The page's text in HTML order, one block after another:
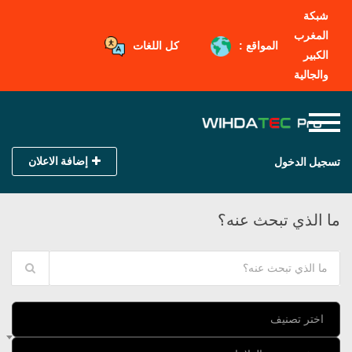
شبكة
المغرب
الكبير
والجالية
المواقع : كل اللغات
تسجيل الدخول إضافة الاعلان
ما الذي تبحث عنه؟
اختر تصنيف